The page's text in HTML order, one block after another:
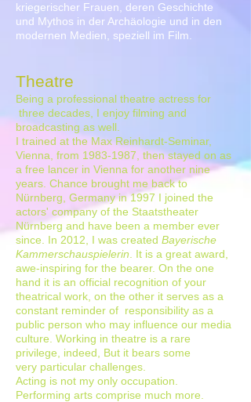
kriegerischer Frauen, deren Geschichte
und Mythos in der Archäologie und in den
modernen Medien, speziell im Film.
Theatre
Being a professional theatre actress for
three decades, I enjoy filming and
broadcasting as well.
I trained at the Max Reinhardt-Seminar,
Vienna, from 1983-1987 , then stayed on as
a free lancer in Vienna for another nine
years. Chance brought me back to
Nürnberg, Germany in 1997 I joined the
actors' company of the Staatstheater
Nürnberg and have been a member ever
since. In 2012, I was created Bayerische
Kammerschauspielerin . It is a great award,
awe-inspiring for the bearer. On the one
hand it is an official recognition of your
theatrical work, on the other it serves as a
constant reminder of responsibility as a
public person who may influence our media
culture. Working in theatre is a rare
privilege, indeed, But it bears some
very particular challenges.
Acting is not my only occupation.
Performing arts comprise much more.